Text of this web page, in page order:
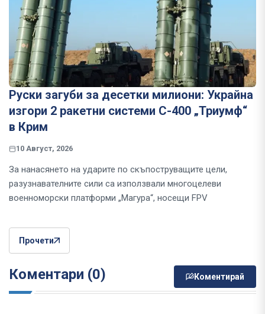
Руски загуби за десетки милиони: Украйна
изгори 2 ракетни системи С-400 „Триумф“
в Крим
10 Август, 2026
За нанасянето на ударите по скъпоструващите цели,
разузнавателните сили са използвали многоцелеви
военноморски платформи „Магура“, носещи FPV
Прочети
Коментари (0) Коментирай